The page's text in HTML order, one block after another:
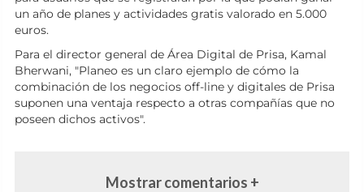
un año de planes y actividades gratis valorado en 5.000
euros.
Para el director general de Área Digital de Prisa, Kamal
Bherwani, "Planeo es un claro ejemplo de cómo la
combinación de los negocios off-line y digitales de Prisa
suponen una ventaja respecto a otras compañías que no
poseen dichos activos".
Mostrar comentarios +